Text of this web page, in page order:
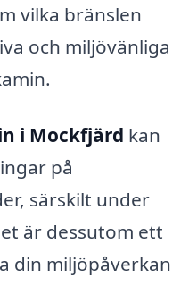
vilka bränslen
och miljövänliga
i Mockfjärd kan
på
särskilt under
är dessutom ett
din miljöpåverkan